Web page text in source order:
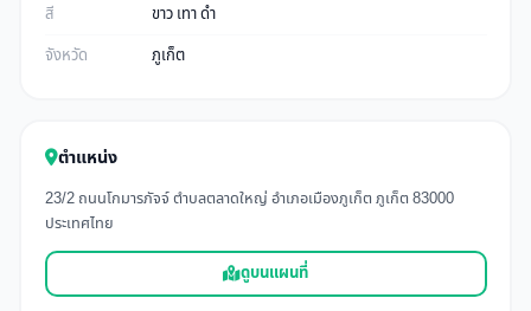
สี
ขาว เทา ดำ
จังหวัด
ภูเก็ต
ตำแหน่ง
23/2 ถนนโกมารภัจจ์ ตำบลตลาดใหญ่ อำเภอเมืองภูเก็ต ภูเก็ต 83000
ประเทศไทย
ดูบนแผนที่